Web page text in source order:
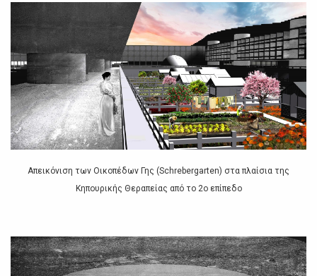
Απεικόνιση των Οικοπέδων Γης (Schrebergarten) στα πλαίσια της
Κηπουρικής Θεραπείας από το 2ο επίπεδο